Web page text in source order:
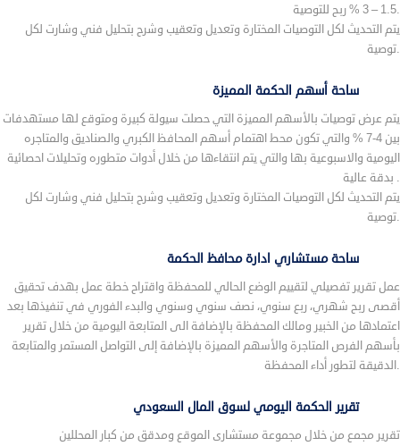
1.5 – 3 % ربح للتوصية.
يتم التحديث لكل التوصيات المختارة وتعديل وتعقيب وشرح بتحليل فني وشارت لكل
توصية.
ساحة أسهم الحكمة المميزة
يتم عرض توصيات بالأسهم المميزة التي حصلت سيولة كبيرة ومتوقع لها مستهدفات
بين 4-7 % والتي تكون محط اهتمام أسهم المحافظ الكبري والصناديق والمتاجره
اليومية والاسبوعية بها والتي يتم انتقاءها من خلال أدوات متطوره وتحليلات احصائية
بدقة عالية .
يتم التحديث لكل التوصيات المختارة وتعديل وتعقيب وشرح بتحليل فني وشارت لكل
توصية.
ساحة مستشاري ادارة محافظ الحكمة
عمل تقرير تفصيلي لتقييم الوضع الحالي للمحفظة واقتراح خطة عمل بهدف تحقيق
أقصى ربح شهري، ربع سنوي، نصف سنوي وسنوي والبدء الفوري في تنفيذها بعد
اعتمادها من الخبير ومالك المحفظة بالإضافة الى المتابعة اليومية من خلال تقرير
بأسهم الفرص المتاجرة والأسهم المميزة بالإضافة إلى التواصل المستمر والمتابعة
الدقيقة لتطور أداء المحفظة.
تقرير الحكمة اليومي لسوق المال السعودي
تقرير مجمع من خلال مجموعة مستشارى الموقع ومدقق من كبار المحللين